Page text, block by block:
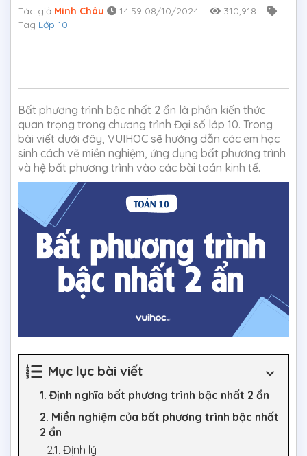
Tác giả Minh Châu 14:59 08/10/2024
310,918
Tag Lớp 10
Bất phương trình bậc nhất 2 ẩn là phần kiến thức
quan trọng trong chương trình Đại số lớp 10. Trong
bài viết dưới đây, VUIHOC sẽ hướng dẫn các em học
sinh cách vẽ miền nghiệm, ứng dụng bất phương trình
và hệ bất phương trình vào các bài toán kinh tế.
Mục lục bài viết
1. Định nghĩa bất phương trình bậc nhất 2 ẩn
2. Miền nghiệm của bất phương trình bậc nhất
2 ẩn
2.1. Định lý